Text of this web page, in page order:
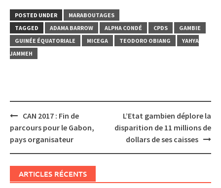
POSTED UNDER
MARABOUTAGES
TAGGED
ADAMA BARROW ALPHA CONDÉ CPDS
GAMBIE
GUINÉE ÉQUATORIALE
MICEGA TEODORO OBIANG
YAHYA
JAMMEH
Post
navigation
CAN 2017 : Fin de
parcours pour le Gabon,
pays organisateur
L’Etat gambien déplore la
disparition de 11 millions de
dollars de ses caisses
ARTICLES RÉCENTS